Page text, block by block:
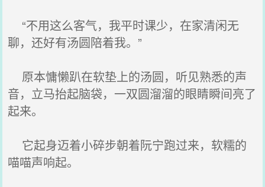
“不用这么客气，我平时课少，在家清闲无
聊，还好有汤圆陪着我。”
原本慵懒趴在软垫上的汤圆，听见熟悉的声
音，立马抬起脑袋，一双圆溜溜的眼睛瞬间亮了
起来。
它起身迈着小碎步朝着阮宁跑过来，软糯的
喵喵声响起。